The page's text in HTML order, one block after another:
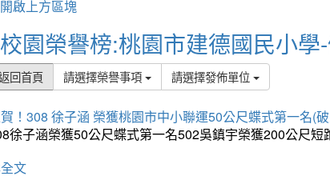
開啟上方區塊
校園榮譽榜:桃園市建德國民小學
回首頁 請選擇榮譽事項 請選擇發佈單位
！308 徐子涵 榮獲桃園市中小聯運50公尺蝶式第一名(
徐子涵榮獲50公尺蝶式第一名502吳鎮宇榮獲200公尺
文